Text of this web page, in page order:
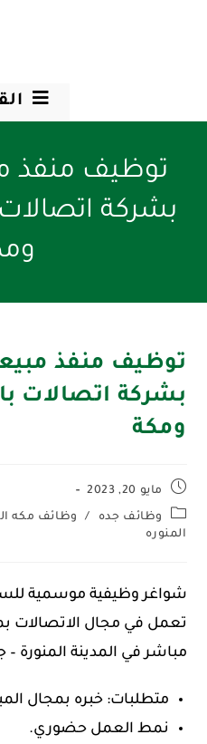
توظيف منفذ
بشركة
توظيف منفذ
بشركة اتصالات
ومكة
مايو 20, 2023
وظائف جده / وظائف مكه
المنوره
شواغر وظيفية موسمية
تعمل في مجال الاتصالات
مباشر في المدينة المنورة –
متطلبات: خبره بمجال
نمط العمل حضوري.